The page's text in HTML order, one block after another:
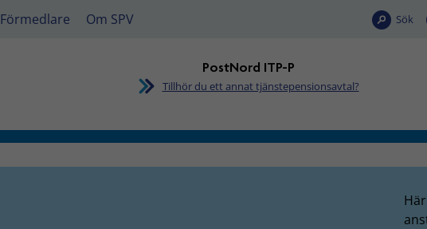
Förmedlare Om SPV Sök
PostNord ITP-P
Tillhör du ett annat tjänstepensionsavtal?